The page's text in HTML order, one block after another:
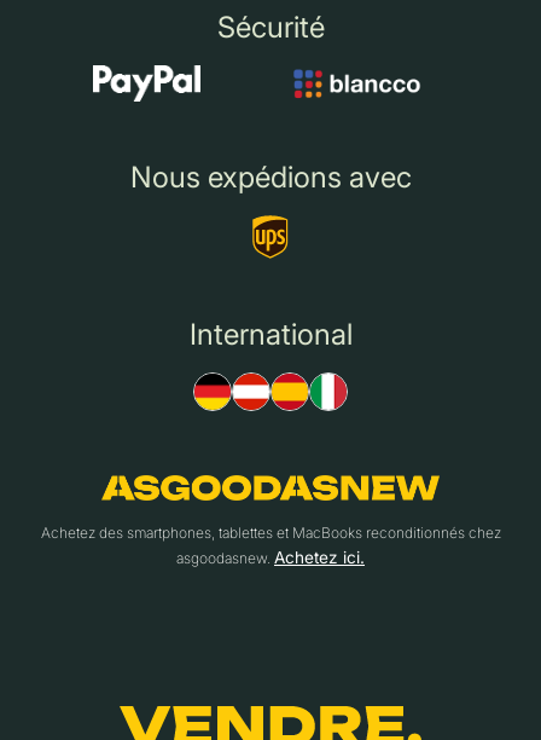
Sécurité
Nous expédions avec
International
Achetez des smartphones, tablettes et MacBooks reconditionnés chez
asgoodasnew. Achetez ici.